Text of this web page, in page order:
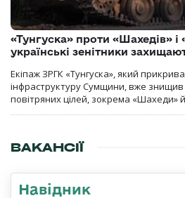
«Тунгуска» проти «Шахедів» і
українські зенітники
Екіпаж ЗРГК «Тунгуска», який
інфраструктуру Сумщини, вже
повітряних цілей, зокрема «Шахеди»
ВАКАНСІЇ
Навідник